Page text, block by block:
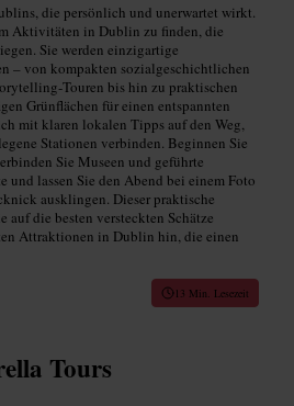
die persönlich und unerwartet wirkt.
Aktivitäten in Dublin zu finden, die
Sie werden einzigartige
– von kompakten sozialgeschichtlichen
bis hin zu praktischen
Grünflächen für einen entspannten
mit klaren lokalen Tipps auf den Weg,
Stationen verbinden. Beginnen Sie
Sie Museen und geführte
und lassen Sie den Abend bei einem Foto
ausklingen. Dieser praktische
auf die besten versteckten Schätze
Attraktionen in Dublin hin, die einen
13 Min. Lesezeit
Tours